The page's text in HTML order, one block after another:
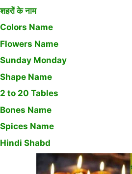
शहरों के नाम
Colors Name
Flowers Name
Sunday Monday
Shape Name
2 to 20 Tables
Bones Name
Spices Name
Hindi Shabd